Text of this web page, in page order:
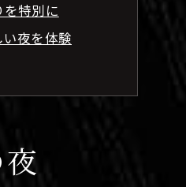
特別に
夜を体験
力とは
満喫するコツ
体験
癒し時間